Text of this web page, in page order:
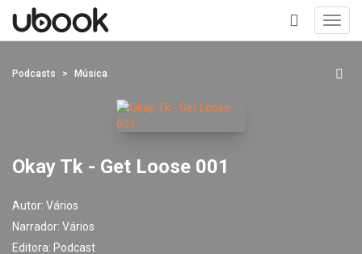
+
Podcasts Música
Okay Tk - Get Loose 001
Autor: Vários
Narrador: Vários
Editora: Podcast